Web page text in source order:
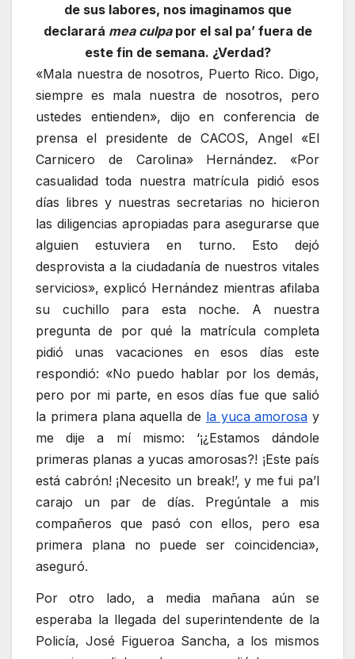
de sus labores, nos imaginamos que
declarará mea culpapor el sal pa’ fuera de
este fin de semana. ¿Verdad?
«Mala nuestra de nosotros, Puerto Rico. Digo,
siempre es mala nuestra de nosotros, pero
ustedes entienden», dijo en conferencia de
prensa el presidente de CACOS, Angel «El
Carnicero de Carolina» Hernández. «Por
casualidad toda nuestra matrícula pidió esos
días libres y nuestras secretarias no hicieron
las diligencias apropiadas para asegurarse que
alguien estuviera en turno. Esto dejó
desprovista a la ciudadanía de nuestros vitales
servicios», explicó Hernández mientras afilaba
su cuchillo para esta noche. A nuestra
pregunta de por qué la matrícula completa
pidió unas vacaciones en esos días este
respondió: «No puedo hablar por los demás,
pero por mi parte, en esos días fue que salió
la primera plana aquella de la yuca amorosa y
me dije a mí mismo: ‘¡¿Estamos dándole
primeras planas a yucas amorosas?! ¡Este país
está cabrón! ¡Necesito un break!’, y me fui pa’l
carajo un par de días. Pregúntale a mis
compañeros que pasó con ellos, pero esa
primera plana no puede ser coincidencia»,
aseguró.
Por otro lado, a media mañana aún se
esperaba la llegada del superintendente de la
Policía, José Figueroa Sancha, a los mismos